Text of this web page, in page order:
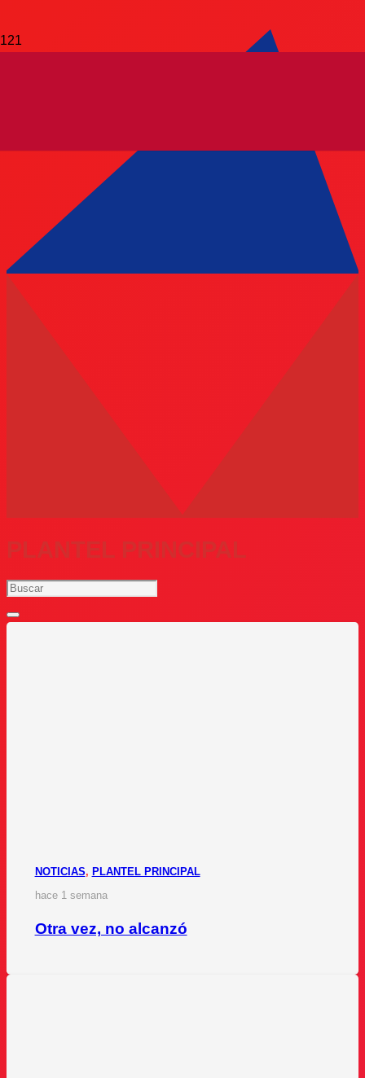
PLANTEL PRINCIPAL
NOTICIAS, PLANTEL PRINCIPAL
hace 1 semana
Otra vez, no alcanzó